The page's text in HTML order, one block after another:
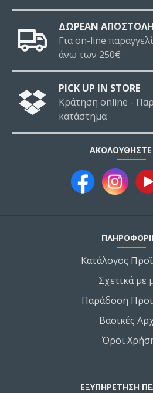
ΔΩΡΕΑΝ ΑΠΟΣΤΟΛΗ
Για on-line
άνω των 250€
PICK UP IN STORE
Κράτηση online -
κατάστημα
Κατάλογος
Σχετικά με
Παράδοση
Βασικές
Όροι
ΕΞΥΠΗΡΕΤΗΣΗ